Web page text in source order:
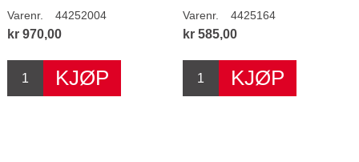
Varenr. 44252004
kr 970,00
Varenr. 4425164
kr 585,00